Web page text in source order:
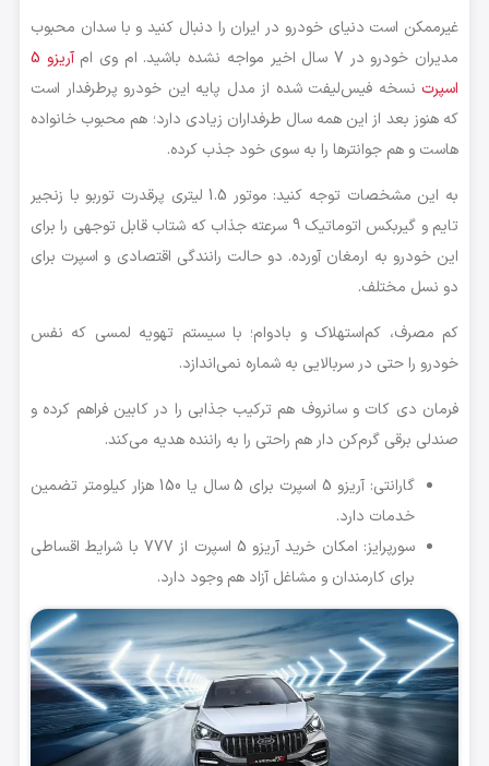
غیرممکن است دنیای خودرو در ایران را دنبال کنید و با سدان محبوب
مدیران خودرو در 7 سال اخیر مواجه نشده باشید. ام وی ام
آریزو 5
اسپرت نسخه فیس‌لیفت شده از مدل پایه این خودرو پرطرفدار است
که هنوز بعد از این همه سال طرفداران زیادی دارد؛ هم محبوب خانواده
هاست و هم جوانترها را به سوی خود جذب کرده.
به این مشخصات توجه کنید: موتور 1.5 لیتری پرقدرت توربو با زنجیر
تایم و گیربکس اتوماتیک 9 سرعته جذاب که شتاب قابل توجهی را برای
این خودرو به ارمغان آورده. دو حالت رانندگی اقتصادی و اسپرت برای
دو نسل مختلف.
کم مصرف، کم‌استهلاک و بادوام؛ با سیستم تهویه لمسی که نفس
خودرو را حتی در سربالایی به شماره نمی‌اندازد.
فرمان دی کات و سانروف هم ترکیب جذابی را در کابین فراهم کرده‌ و
صندلی برقی گرم‌کن دار هم راحتی را به راننده هدیه می‌کند.
گارانتی: آریزو 5 اسپرت برای 5 سال یا 150 هزار کیلومتر تضمین
خدمات دارد.
سورپرایز: امکان خرید آریزو 5 اسپرت از 777 با شرایط اقساطی
برای کارمندان و مشاغل آزاد هم وجود دارد.